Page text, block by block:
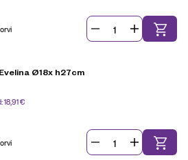
Ø18x h27cm
18,91€